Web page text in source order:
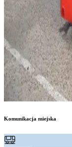
Komunikacja miejska